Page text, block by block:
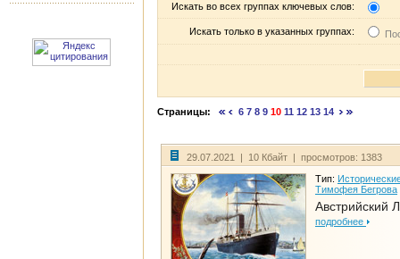
Искать во всех группах ключевых слов:
Искать только в указанных группах:
Страницы: 6 7 8 9 10 11 12 13 14
29.07.2021 | 10 Кбайт | просмотров: 1383
Тип:
Тимофея Бегрова
Австрийский
подробнее